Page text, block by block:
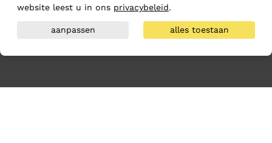
website leest u in ons privacybeleid.
aanpassen alles toestaan